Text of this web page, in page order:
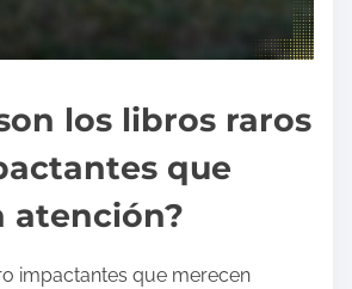
los libros raros
que
atención?
impactantes que merecen